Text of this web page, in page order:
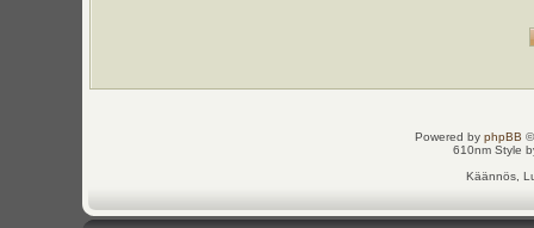
Powered by phpBB
610nm Style
Käännös,